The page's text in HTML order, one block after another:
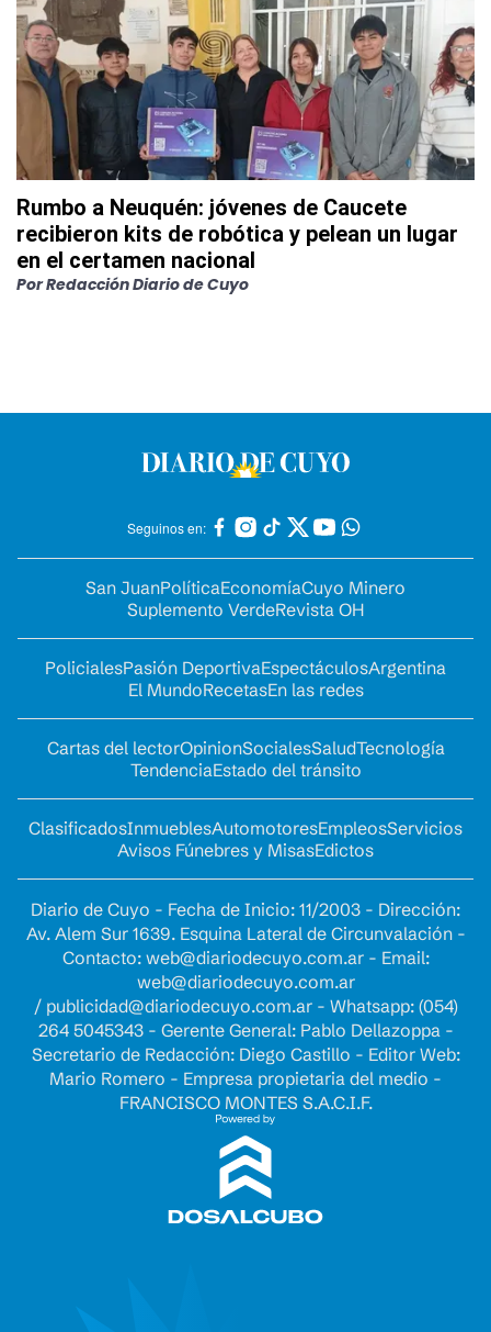
Rumbo a Neuquén: jóvenes de Caucete
recibieron kits de robótica y pelean un lugar
en el certamen nacional
PorRedacción Diario de Cuyo
Seguinos en:
San JuanPolíticaEconomíaCuyo Minero
Suplemento VerdeRevista OH
PolicialesPasión DeportivaEspectáculosArgentina
El MundoRecetasEn las redes
Cartas del lectorOpinionSocialesSaludTecnología
TendenciaEstado del tránsito
ClasificadosInmueblesAutomotoresEmpleosServicios
Avisos Fúnebres y MisasEdictos
Diario de Cuyo - Fecha de Inicio: 11/2003 - Dirección:
Av. Alem Sur 1639. Esquina Lateral de Circunvalación -
Contacto: web@diariodecuyo.com.ar- Email:
web@diariodecuyo.com.ar
/ publicidad@diariodecuyo.com.ar- Whatsapp: (054)
264 5045343 - Gerente General: Pablo Dellazoppa -
Secretario de Redacción: Diego Castillo - Editor Web:
Mario Romero - Empresa propietaria del medio -
FRANCISCO MONTES S.A.C.I.F.